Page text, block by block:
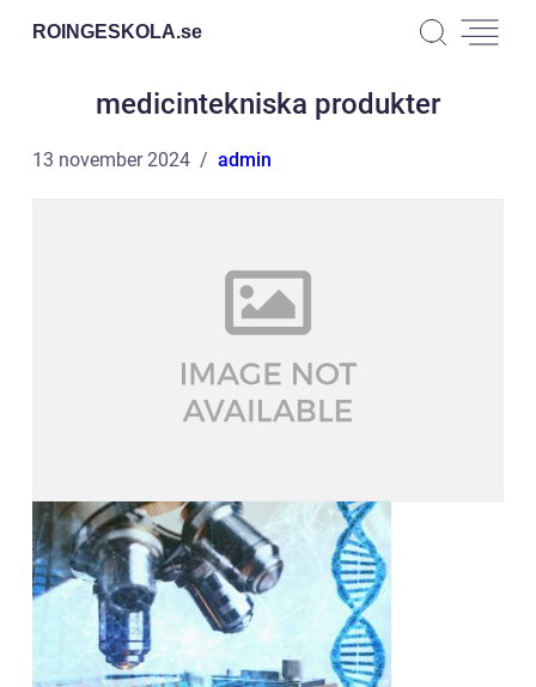
ROINGESKOLA.se
medicintekniska produkter
13 november 2024 admin